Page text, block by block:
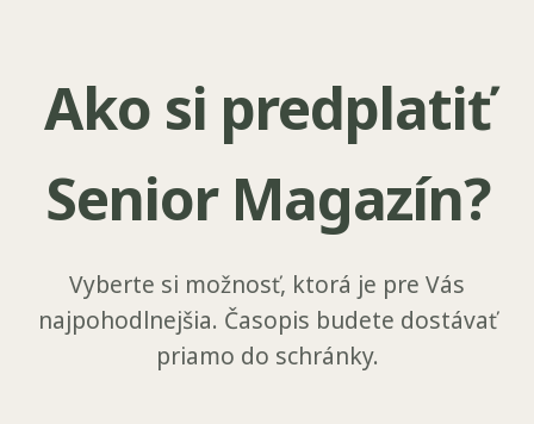
Ako si predplatiť
Senior Magazín?
Vyberte si možnosť, ktorá je pre Vás
najpohodlnejšia. Časopis budete dostávať
priamo do schránky.